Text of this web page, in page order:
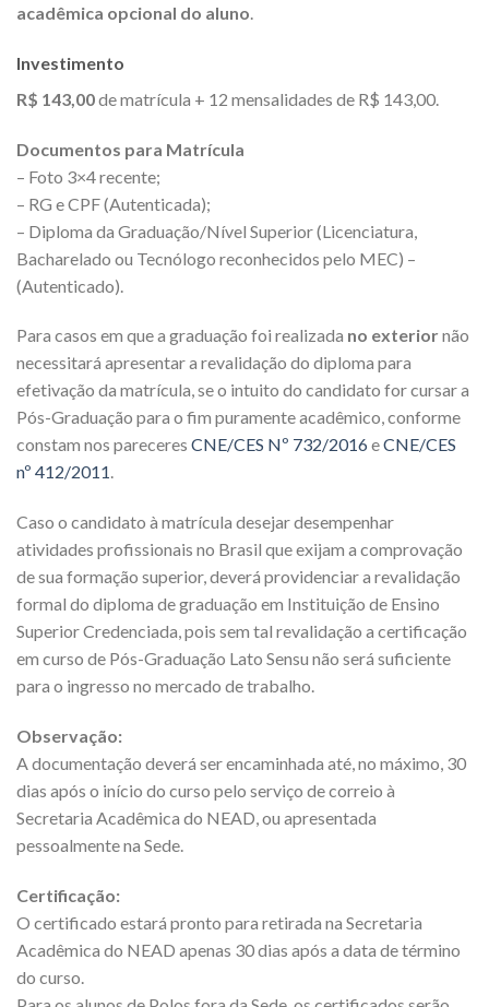
acadêmica opcional do aluno.
Investimento
R$ 143,00de matrícula + 12 mensalidades de R$ 143,00.
Documentos para Matrícula
– Foto 3×4 recente;
– RG e CPF (Autenticada);
– Diploma da Graduação/Nível Superior (Licenciatura,
Bacharelado ou Tecnólogo reconhecidos pelo MEC) –
(Autenticado).
Para casos em que a graduação foi realizada no exteriornão
necessitará apresentar a revalidação do diploma para
efetivação da matrícula, se o intuito do candidato for cursar a
Pós-Graduação para o fim puramente acadêmico, conforme
constam nos pareceres CNE/CES Nº 732/2016eCNE/CES
nº 412/2011.
Caso o candidato à matrícula desejar desempenhar
atividades profissionais no Brasil que exijam a comprovação
de sua formação superior, deverá providenciar a revalidação
formal do diploma de graduação em Instituição de Ensino
Superior Credenciada, pois sem tal revalidação a certificação
em curso de Pós-Graduação Lato Sensu não será suficiente
para o ingresso no mercado de trabalho.
Observação:
A documentação deverá ser encaminhada até, no máximo, 30
dias após o início do curso pelo serviço de correio à
Secretaria Acadêmica do NEAD, ou apresentada
pessoalmente na Sede.
Certificação:
O certificado estará pronto para retirada na Secretaria
Acadêmica do NEAD apenas 30 dias após a data de término
do curso.